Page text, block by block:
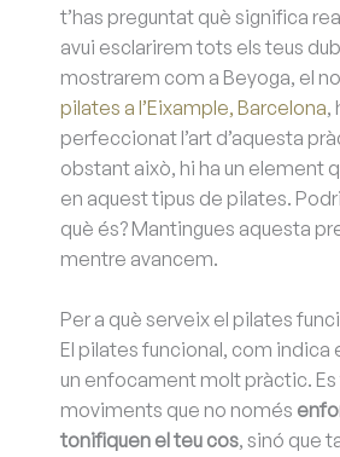
t’has preguntat què significa
avui esclarirem tots els teus
mostrarem com a Beyoga, el
pilates a l’Eixample, Barcelona,
perfeccionat l’art d’aquesta
obstant això, hi ha un element
en aquest tipus de pilates.
què és? Mantingues aquesta
mentre avancem.
Per a què serveix el pilates
El pilates funcional, com indica
un enfocament molt pràctic.
moviments que no només
tonifiquen el teu cos, sinó que